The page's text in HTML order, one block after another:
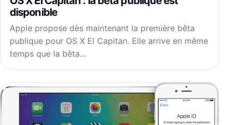
disponible
Apple propose dès maintenant la première bêta
publique pour OS X El Capitan. Elle arrive en même
temps que la bêta…